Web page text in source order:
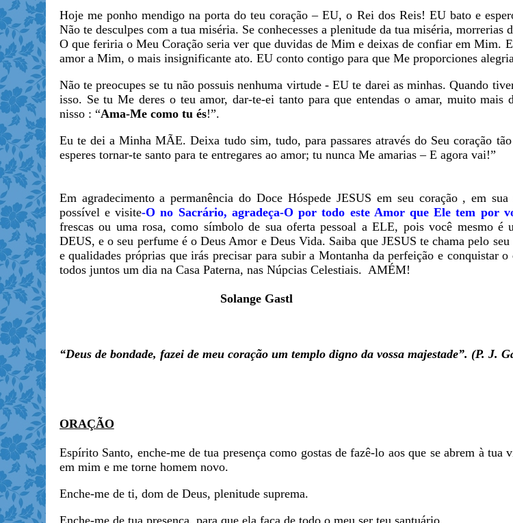
Hoje me ponho mendigo na porta do teu coração – EU, o Rei dos Reis! EU bato e
Não te desculpes com a tua miséria. Se conhecesses a plenitude da tua miséria, morrerias
O que feriria o Meu Coração seria ver que duvidas de Mim e deixas de confiar em Mim.
amor a Mim, o mais insignificante ato. EU conto contigo para que Me proporciones
Não te preocupes se tu não possuis nenhuma virtude - EU te darei as minhas. Quando
isso. Se tu Me deres o teu amor, dar-te-ei tanto para que entendas o amar, muito mais
nisso : “Ama-Me como tu és!”.
Eu te dei a Minha MÃE. Deixa tudo sim, tudo, para passares através do Seu coração
esperes tornar-te santo para te entregares ao amor; tu nunca Me amarias – E agora vai!”
Em agradecimento a permanência do Doce Hóspede JESUS em seu coração , em
possível e visite-O no Sacrário, agradeça-O por todo este Amor que Ele tem por
frescas ou uma rosa, como símbolo de sua oferta pessoal a ELE, pois você mesmo
DEUS, e o seu perfume é o Deus Amor e Deus Vida. Saiba que JESUS te chama pelo
e qualidades próprias que irás precisar para subir a Montanha da perfeição e conquistar
todos juntos um dia na Casa Paterna, nas Núpcias Celestiais. AMÉM!
Solange Gastl
“Deus de bondade, fazei de meu coração um templo digno da vossa majestade”. (P. J.
ORAÇÃO
Espírito Santo, enche-me de tua presença como gostas de fazê-lo aos que se abrem à
em mim e me torne homem novo.
Enche-me de ti, dom de Deus, plenitude suprema.
Enche-me de tua presença, para que ela faça de todo o meu ser teu santuário.